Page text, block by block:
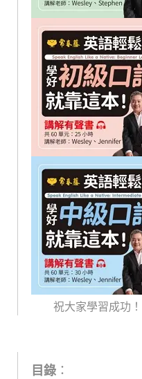
祝大家學習成功！
目錄 ：